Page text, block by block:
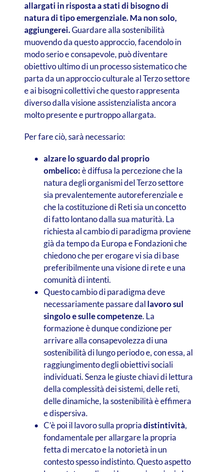
allargati in risposta a stati di bisogno di
natura di tipo emergenziale. Ma non solo,
aggiungerei.Guardare alla sostenibilità
muovendo da questo approccio, facendolo in
modo serio e consapevole, può diventare
obiettivo ultimo di un processo sistematico che
parta da un approccio culturale al Terzo settore
e ai bisogni collettivi che questo rappresenta
diverso dalla visione assistenzialista ancora
molto presente e purtroppo allargata.
Per fare ciò, sarà necessario:
alzare lo sguardo dal proprio
ombelico:è diffusa la percezione che la
natura degli organismi del Terzo settore
sia prevalentemente autoreferenziale e
che la costituzione di Reti sia un concetto
di fatto lontano dalla sua maturità. La
richiesta al cambio di paradigma proviene
già da tempo da Europa e Fondazioni che
chiedono che per erogare vi sia di base
preferibilmente una visione di rete e una
comunità di intenti.
Questo cambio di paradigma deve
necessariamente passare dal lavoro sul
singolo e sulle competenze. La
formazione è dunque condizione per
arrivare alla consapevolezza di una
sostenibilità di lungo periodo e, con essa, al
raggiungimento degli obiettivi sociali
individuati. Senza le giuste chiavi di lettura
della complessità dei sistemi, delle reti,
delle dinamiche, la sostenibilità è effimera
e dispersiva.
C’è poi il lavoro sulla propriadistintività,
fondamentale per allargare la propria
fetta di mercato e la notorietà in un
contesto spesso indistinto. Questo aspetto